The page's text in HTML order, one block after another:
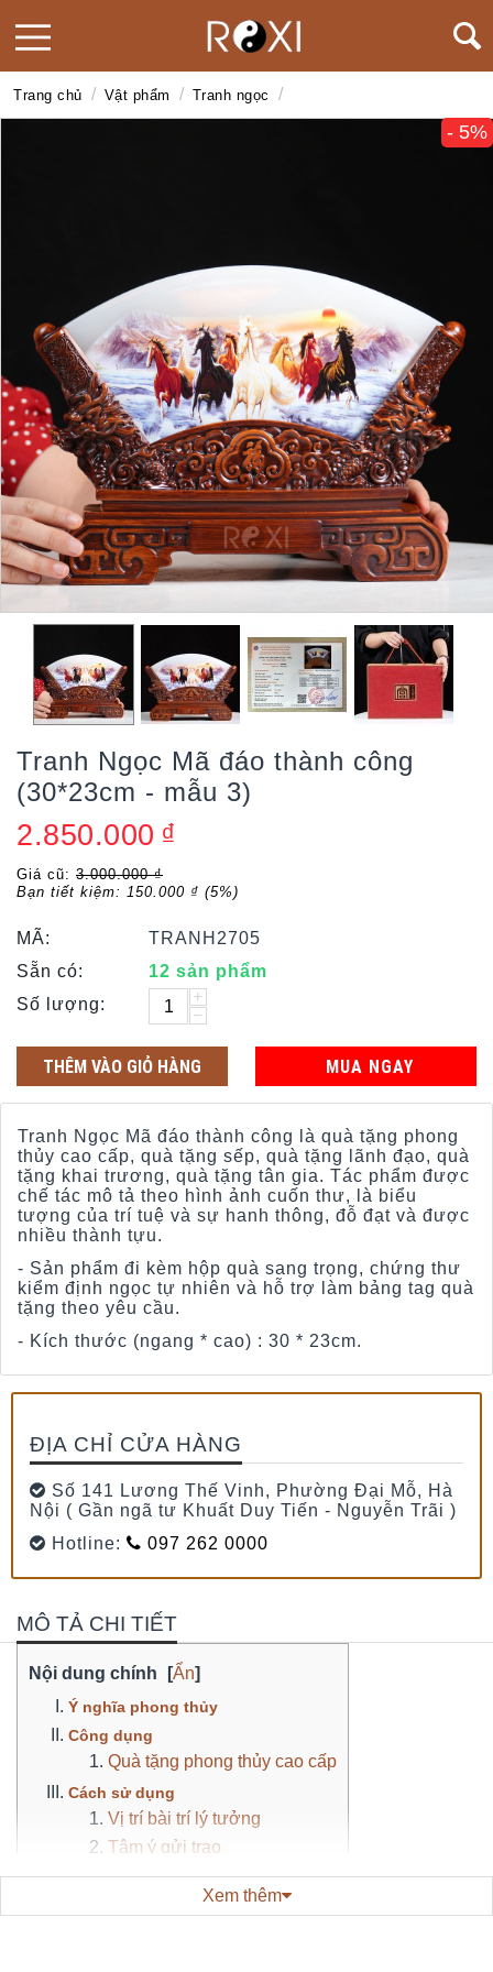
Trang chủ / Vật phẩm / Tranh ngọc /
- 5%
Tranh Ngọc Mã đáo thành công
(30*23cm - mẫu 3)
2.850.000 ₫
Giá cũ: 3.000.000 ₫
Bạn tiết kiệm: 150.000 ₫ (5%)
MÃ:
TRANH2705
Sẵn có:
12 sản phẩm
Số lượng:
+
−
THÊM VÀO GIỎ HÀNG MUA NGAY
Tranh Ngọc Mã đáo thành công là quà tặng phong
thủy cao cấp, quà tặng sếp, quà tặng lãnh đạo, quà
tặng khai trương, quà tặng tân gia. Tác phẩm được
chế tác mô tả theo hình ảnh cuốn thư, là biểu
tượng của trí tuệ và sự hanh thông, đỗ đạt và được
nhiều thành tựu.
- Sản phẩm đi kèm hộp quà sang trọng, chứng thư
kiểm định ngọc tự nhiên và hỗ trợ làm bảng tag quà
tặng theo yêu cầu.
- Kích thước (ngang * cao) : 30 * 23cm.
ĐỊA CHỈ CỬA HÀNG
Số 141 Lương Thế Vinh, Phường Đại Mỗ, Hà
Nội ( Gần ngã tư Khuất Duy Tiến - Nguyễn Trãi )
Hotline:
097 262 0000
MÔ TẢ CHI TIẾT
Nội dung chính [Ẩn]
Ý nghĩa phong thủy
Công dụng
Quà tặng phong thủy cao cấp
Cách sử dụng
Vị trí bài trí lý tưởng
Tâm ý gửi trao
Ý nghĩa phong thủy
Xem thêm